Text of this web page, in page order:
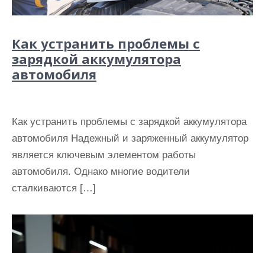
Как устранить проблемы с
зарядкой аккумулятора
автомобиля
Как устранить проблемы с зарядкой аккумулятора
автомобиля Надежный и заряженный аккумулятор
является ключевым элементом работы
автомобиля. Однако многие водители
сталкиваются […]